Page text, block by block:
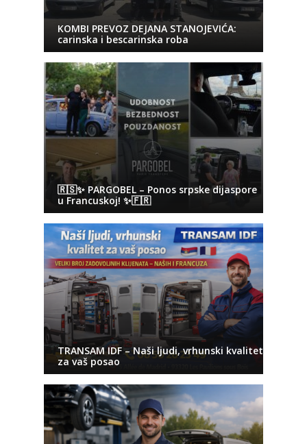
KOMBI PREVOZ DEJANA STANOJEVIĆA:
carinska i bescarinska roba
🇷🇸✨ PARGOBEL – Ponos srpske dijaspore
u Francuskoj! ✨🇫🇷
TRANSAM IDF – Naši ljudi, vrhunski kvalitet
za vaš posao